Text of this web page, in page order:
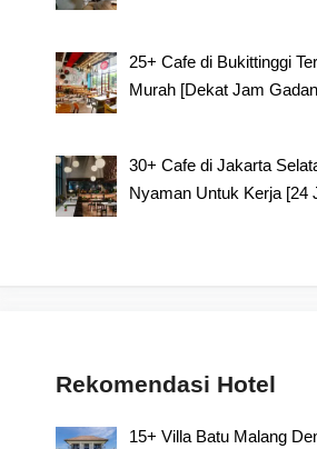
25+ Cafe di Bukittinggi
Murah [Dekat Jam
30+ Cafe di Jakarta
Nyaman Untuk Kerja [24
Rekomendasi Hotel
15+ Villa Batu Malang